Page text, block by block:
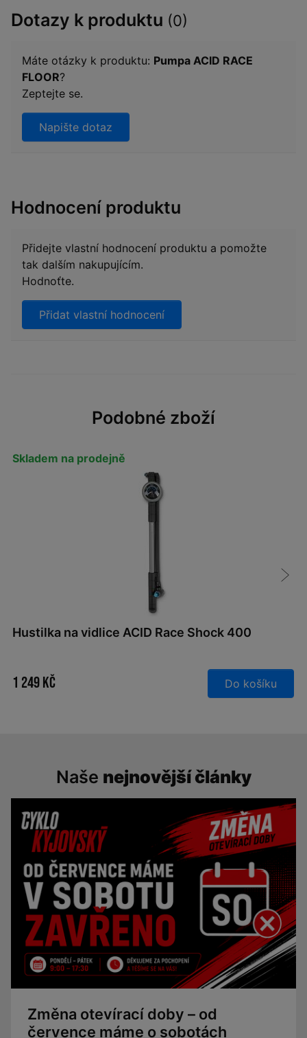
Dotazy k produktu (0)
Máte otázky k produktu: Pumpa ACID RACE
FLOOR?
Zeptejte se.
Napište dotaz
Hodnocení produktu
Přidejte vlastní hodnocení produktu a pomožte
tak dalším nakupujícím.
Hodnoťte.
Přidat vlastní hodnocení
Podobné zboží
Skladem na prodejně
Hustilka na vidlice ACID Race Shock 400
1 249 Kč Do košíku
Naše nejnovější články
Změna otevírací doby – od
července máme o sobotách